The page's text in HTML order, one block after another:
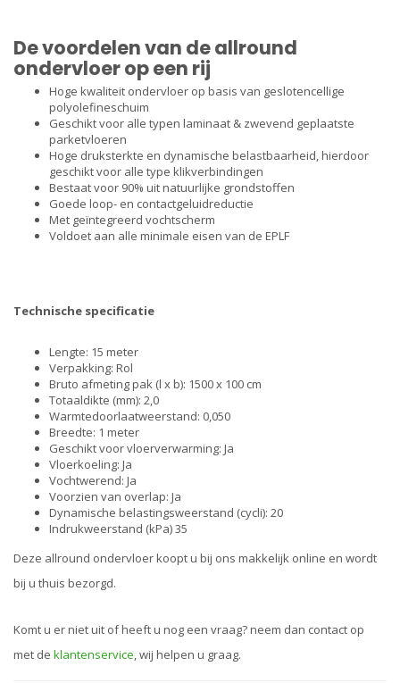
De voordelen van de allround
ondervloer op een rij
Hoge kwaliteit ondervloer op basis van geslotencellige
polyolefineschuim
Geschikt voor alle typen laminaat & zwevend geplaatste
parketvloeren
Hoge druksterkte en dynamische belastbaarheid, hierdoor
geschikt voor alle type klikverbindingen
Bestaat voor 90% uit natuurlijke grondstoffen
Goede loop- en contactgeluidreductie
Met geïntegreerd vochtscherm
Voldoet aan alle minimale eisen van de EPLF
Technische specificatie
Lengte: 15 meter
Verpakking: Rol
Bruto afmeting pak (l x b): 1500 x 100 cm
Totaaldikte (mm): 2,0
Warmtedoorlaatweerstand: 0,050
Breedte: 1 meter
Geschikt voor vloerverwarming: Ja
Vloerkoeling: Ja
Vochtwerend: Ja
Voorzien van overlap: Ja
Dynamische belastingsweerstand (cycli): 20
Indrukweerstand (kPa) 35
Deze allround ondervloer koopt u bij ons makkelijk online en wordt
bij u thuis bezorgd.
Komt u er niet uit of heeft u nog een vraag? neem dan contact op
met de klantenservice, wij helpen u graag.